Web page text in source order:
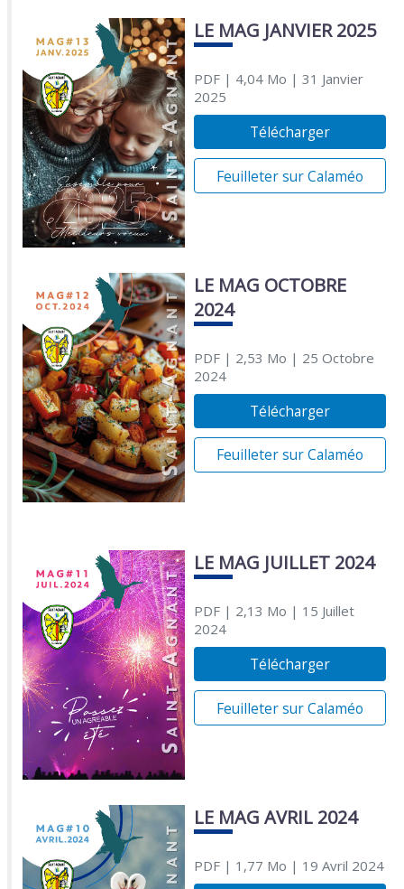
LE MAG JANVIER 2025
PDF| 4,04 Mo | 31 Janvier
2025
Télécharger
Feuilleter sur Calaméo
LE MAG OCTOBRE
2024
PDF| 2,53 Mo | 25 Octobre
2024
Télécharger
Feuilleter sur Calaméo
LE MAG JUILLET 2024
PDF| 2,13 Mo | 15 Juillet
2024
Télécharger
Feuilleter sur Calaméo
LE MAG AVRIL 2024
PDF| 1,77 Mo | 19 Avril 2024